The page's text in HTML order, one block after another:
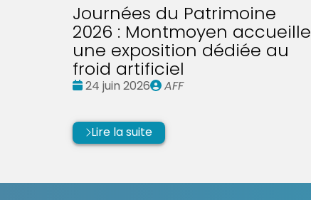
Journées du Patrimoine
2026 : Montmoyen accueille
une exposition dédiée au
froid artificiel
Date
24 juin 2026
Publié
AFF
Lire la suite